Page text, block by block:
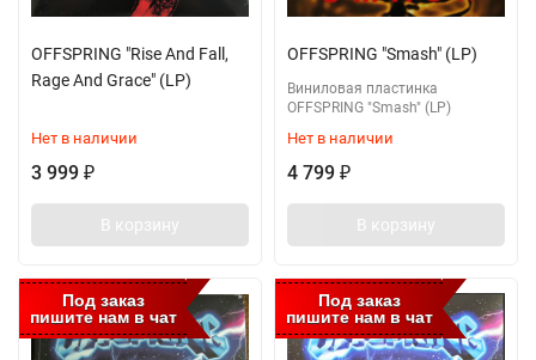
OFFSPRING "Rise And Fall,
Rage And Grace" (LP)
Нет в наличии
3 999 ₽
В корзину
OFFSPRING "Smash" (LP)
Виниловая пластинка
OFFSPRING "Smash" (LP)
Нет в наличии
4 799 ₽
В корзину
Под заказ
пишите нам в чат
Под заказ
пишите нам в чат